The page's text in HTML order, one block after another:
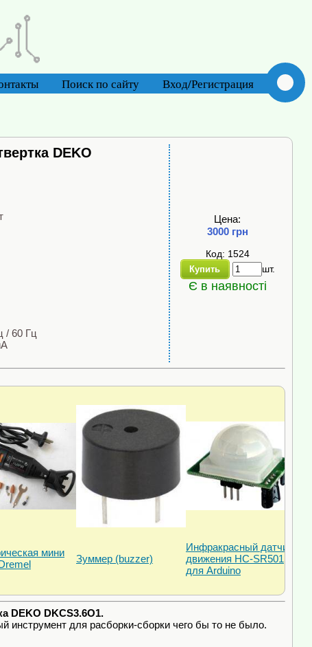
Поиск по сайту Вход/Регистрация
DEKO
/ 60 Гц
Цена:
3000 грн
Код: 1524
Купить шт.
Є в наявності
мини
Зуммер (buzzer)
Инфракрасный датчик
движения HC-SR501
для Arduino
DEKO DKCS3.6O1.
инструмент для расборки-сборки чего бы то не было.